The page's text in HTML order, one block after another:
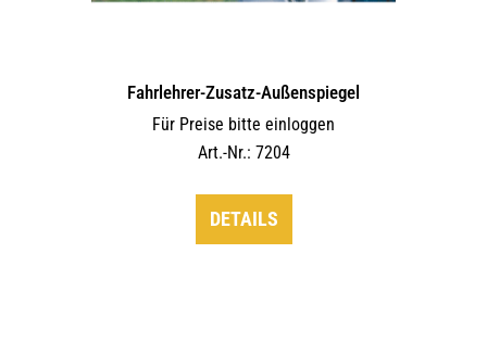
Fahrlehrer-Zusatz-Außen­spiegel
Für Preise bitte einloggen
Art.-Nr.: 7204
DETAILS